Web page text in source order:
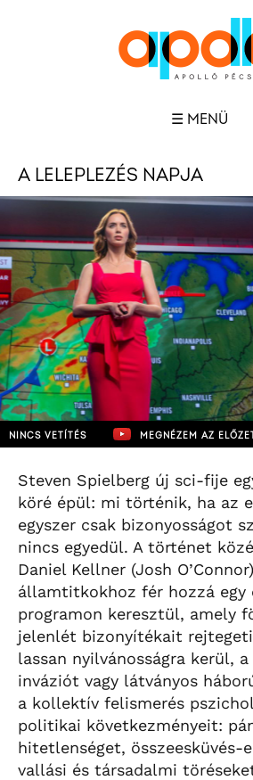
☰ MENÜ
A LELEPLEZÉS NAPJA
NINCS VETÍTÉS MEGNÉZEM AZ
Steven Spielberg új sci-fije
köré épül: mi történik, ha az
egyszer csak bizonyosságot
nincs egyedül. A történet
Daniel Kellner (Josh
államtitkokhoz fér hozzá egy
programon keresztül, amely
jelenlét bizonyítékait
lassan nyilvánosságra kerül,
inváziót vagy látványos
a kollektív felismerés
politikai következményeit:
hitetlenséget, összeesküvés-
vallási és társadalmi